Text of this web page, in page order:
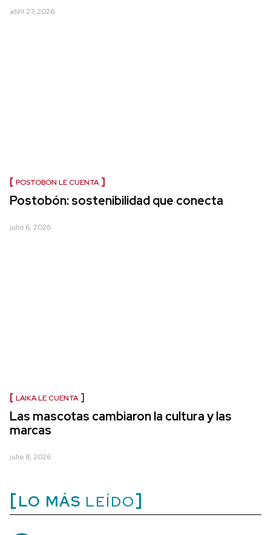
abril 27, 2026
POSTOBÓN LE CUENTA
Postobón: sostenibilidad que conecta
julio 6, 2026
LAIKA LE CUENTA
Las mascotas cambiaron la cultura y las
marcas
julio 8, 2026
LO MÁS LEÍDO